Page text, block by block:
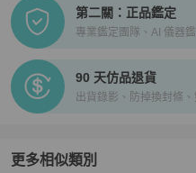
第二關：正品鑑定
專業鑑定團隊、AI 儀器
90 天仿品退貨
出貨錄影、防掉換封條
更多相似類別